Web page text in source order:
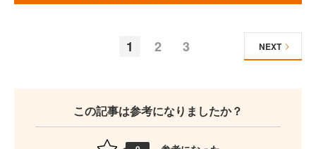
1 2 3 NEXT
この記事は参考になりましたか？